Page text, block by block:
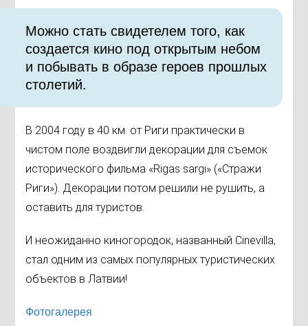
Можно стать свидетелем того, как
создается кино под открытым небом
и побывать в образе героев прошлых
столетий.
В 2004 году в 40 км. от Риги практически в
чистом поле воздвигли декорации для съемок
исторического фильма «Rigas sargi» («Стражи
Риги»). Декорации потом решили не рушить, а
оставить для туристов.
И неожиданно киногородок, названный Cinevilla,
стал одним из самых популярных туристических
объектов в Латвии!
Фотогалерея